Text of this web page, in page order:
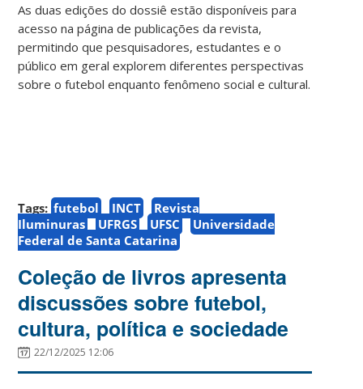
As duas edições do dossiê estão disponíveis para
acesso na página de publicações da revista,
permitindo que pesquisadores, estudantes e o
público em geral explorem diferentes perspectivas
sobre o futebol enquanto fenômeno social e cultural.
Tags: futebol INCT
Revista
Iluminuras
UFRGS UFSC
Universidade
Federal de Santa Catarina
Coleção de livros apresenta
discussões sobre futebol,
cultura, política e sociedade
22/12/2025 12:06